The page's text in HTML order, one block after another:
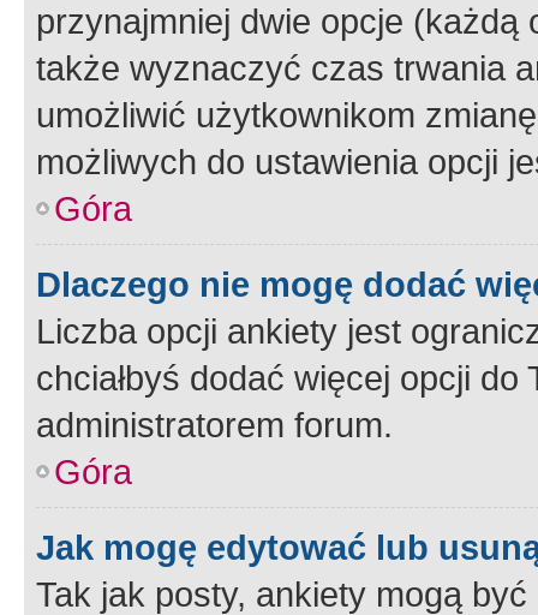
przynajmniej dwie opcje
także wyznaczyć czas trwania
umożliwić użytkownikom
możliwych do ustawienia opcji
Góra
Dlaczego nie mogę dodać
Liczba opcji ankiety jest
chciałbyś dodać więcej opcji
administratorem forum.
Góra
Jak mogę edytować lub
Tak jak posty, ankiety mogą